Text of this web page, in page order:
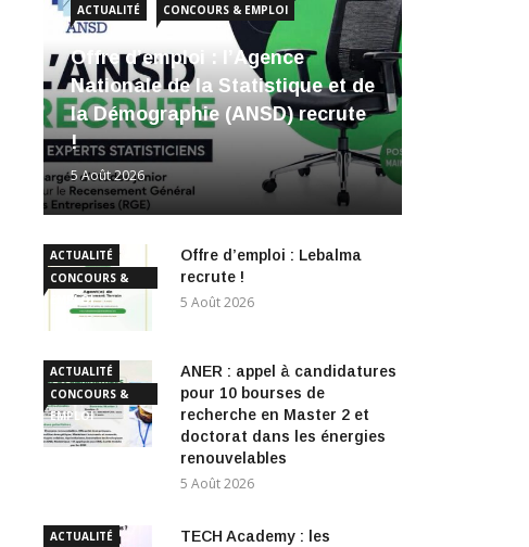
ACTUALITÉ CONCOURS & EMPLOI
Offre d’emploi : l’Agence
Nationale de la Statistique et de
la Démographie (ANSD) recrute
!
5 Août 2026
ACTUALITÉ
CONCOURS &
EMPLOI
Offre d’emploi : Lebalma
recrute !
5 Août 2026
ACTUALITÉ
CONCOURS &
EMPLOI
ANER : appel à candidatures
pour 10 bourses de
recherche en Master 2 et
doctorat dans les énergies
renouvelables
5 Août 2026
ACTUALITÉ
TECH Academy : les